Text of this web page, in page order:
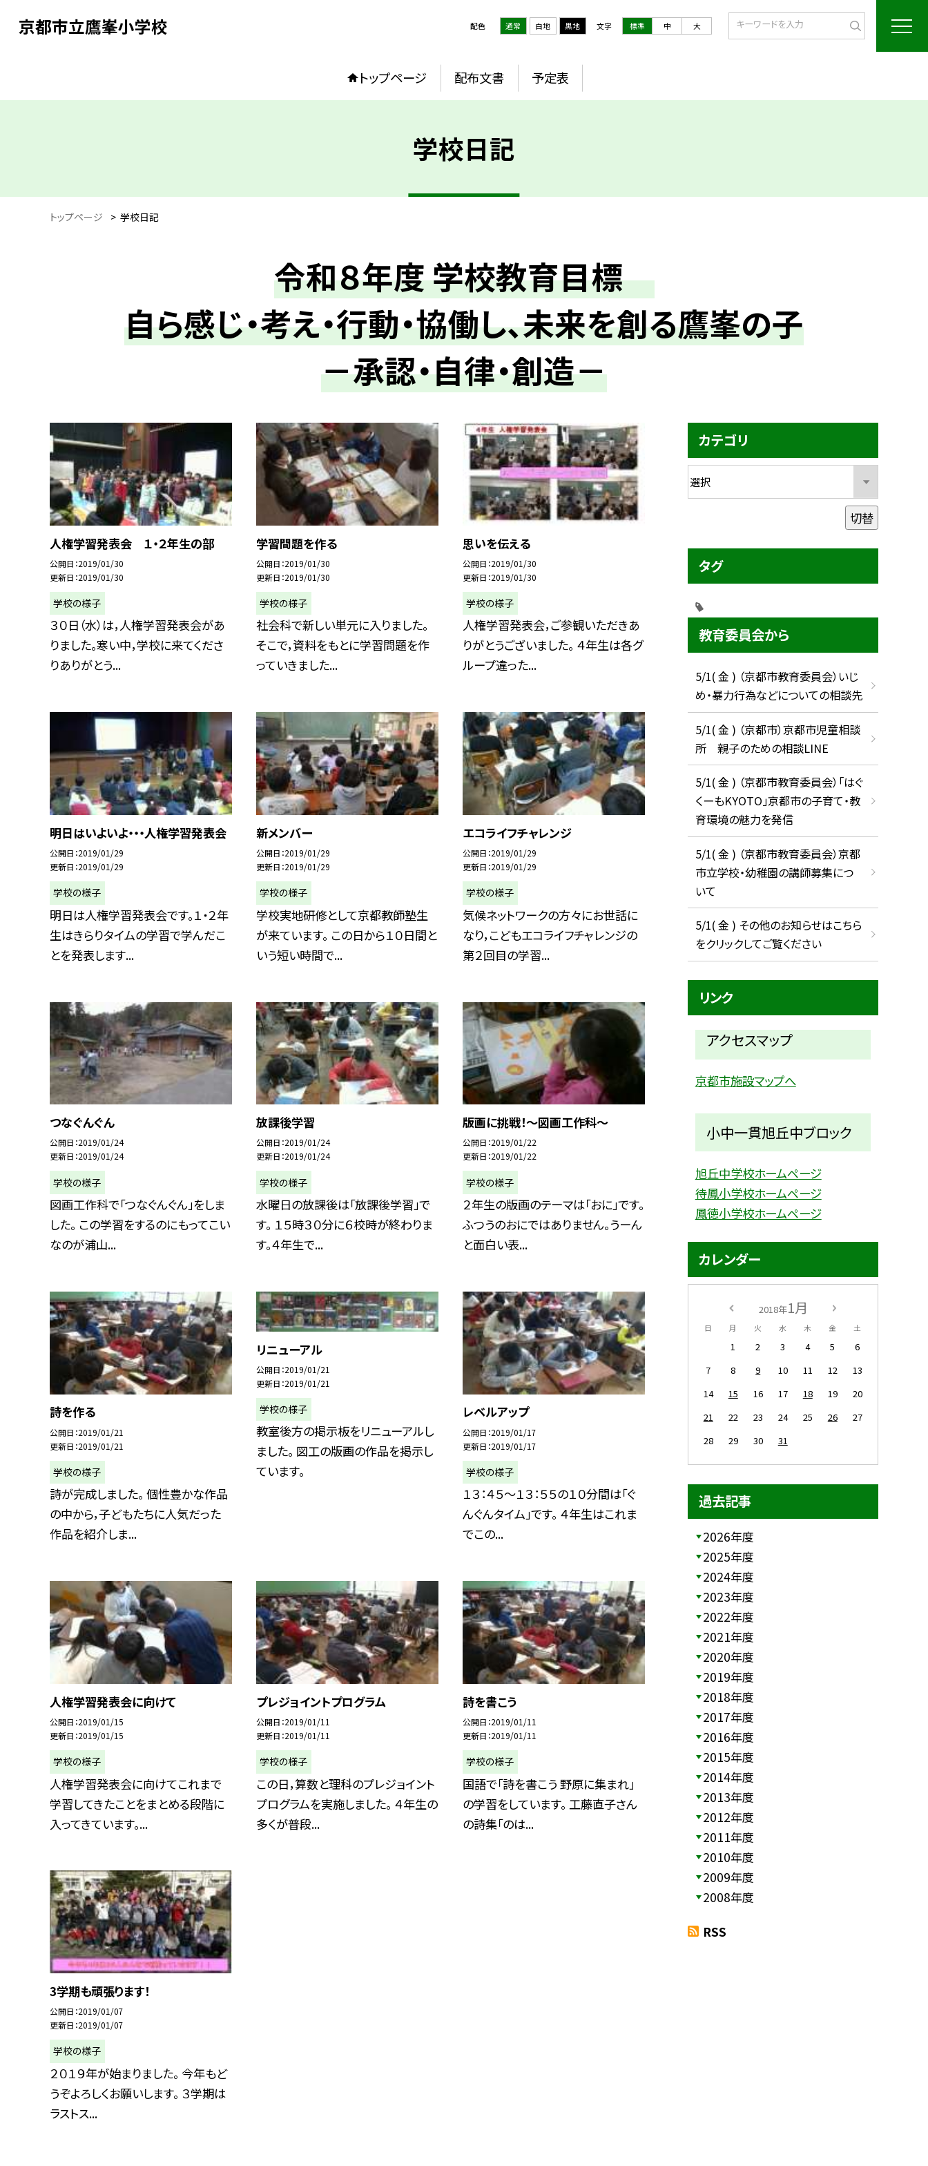
京都市立鷹峯小学校 配色 通常 白地 黒地 文字 標準 中 大
トップページ 配布文書 予定表
学校日記
トップページ > 学校日記
令和８年度 学校教育目標
自ら感じ・考え・行動・協働し、未来を創る鷹峯の子
－承認・自律・創造－
人権学習発表会 １・２年生の部
公開日 2019/01/30
更新日 2019/01/30
学校の様子
３０日（水）は，人権学習発表会があ
りました。寒い中，学校に来てくださ
りありがとう...
学習問題を作る
公開日 2019/01/30
更新日 2019/01/30
学校の様子
社会科で新しい単元に入りました。
そこで，資料をもとに学習問題を作
っていきました...
思いを伝える
公開日 2019/01/30
更新日 2019/01/30
学校の様子
人権学習発表会，ご参観いただきあ
りがとうございました。 ４年生は各グ
ループ違った...
明日はいよいよ・・・人権学習発表会
公開日 2019/01/29
更新日 2019/01/29
学校の様子
明日は人権学習発表会です。１・２年
生はきらりタイムの学習で学んだこ
とを発表します...
新メンバー
公開日 2019/01/29
更新日 2019/01/29
学校の様子
学校実地研修として京都教師塾生
が来ています。 この日から１０日間と
いう短い時間で...
エコライフチャレンジ
公開日 2019/01/29
更新日 2019/01/29
学校の様子
気候ネットワークの方々にお世話に
なり，こどもエコライフチャレンジの
第２回目の学習...
つなぐんぐん
公開日 2019/01/24
更新日 2019/01/24
学校の様子
図画工作科で「つなぐんぐん」をしま
した。 この学習をするのにもってこい
なのが浦山...
放課後学習
公開日 2019/01/24
更新日 2019/01/24
学校の様子
水曜日の放課後は「放課後学習」で
す。 １５時３０分に６校時が終わりま
す。４年生で...
版画に挑戦！〜図画工作科〜
公開日 2019/01/22
更新日 2019/01/22
学校の様子
２年生の版画のテーマは「おに」です。
ふつうのおにではありません。うーん
と面白い表...
詩を作る
公開日 2019/01/21
更新日 2019/01/21
学校の様子
詩が完成しました。 個性豊かな作品
の中から，子どもたちに人気だった
作品を紹介しま...
リニューアル
公開日 2019/01/21
更新日 2019/01/21
学校の様子
教室後方の掲示板をリニューアルし
ました。 図工の版画の作品を掲示し
ています。
レベルアップ
公開日 2019/01/17
更新日 2019/01/17
学校の様子
１３：４５〜１３：５５の１０分間は「ぐ
んぐんタイム」です。 ４年生はこれま
でこの...
人権学習発表会に向けて
公開日 2019/01/15
更新日 2019/01/15
学校の様子
人権学習発表会に向けてこれまで
学習してきたことをまとめる段階に
入ってきています。...
プレジョイントプログラム
公開日 2019/01/11
更新日 2019/01/11
学校の様子
この日，算数と理科のプレジョイント
プログラムを実施しました。 ４年生の
多くが普段...
詩を書こう
公開日 2019/01/11
更新日 2019/01/11
学校の様子
国語で「詩を書こう 野原に集まれ」
の学習をしています。 工藤直子さん
の詩集「のは...
3学期も頑張ります！
公開日 2019/01/07
更新日 2019/01/07
学校の様子
２０１９年が始まりました。 今年もど
うぞよろしくお願いします。 ３学期は
ラストス...
カテゴリ
切替
タグ
教育委員会から
5/1( 金 ) （京都市教育委員会）いじ
め・暴力行為などについての相談先
5/1( 金 ) （京都市）京都市児童相談
所 親子のための相談LINE
5/1( 金 ) （京都市教育委員会）「はぐ
くーもKYOTO」京都市の子育て・教
育環境の魅力を発信
5/1( 金 ) （京都市教育委員会）京都
市立学校・幼稚園の講師募集につ
いて
5/1( 金 ) その他のお知らせはこちら
をクリックしてご覧ください
リンク
アクセスマップ
京都市施設マップへ
小中一貫旭丘中ブロック
旭丘中学校ホームページ
待鳳小学校ホームページ
鳳徳小学校ホームページ
カレンダー
2018年1月
日 月 火 水 木 金 土
1 2 3 4 5
6
7
8 9 10 11 12
13
14
15 16 17 18 19
20
21
22 23 24 25 26
27
28
29 30 31
過去記事
2026年度
2025年度
2024年度
2023年度
2022年度
2021年度
2020年度
2019年度
2018年度
2017年度
2016年度
2015年度
2014年度
2013年度
2012年度
2011年度
2010年度
2009年度
2008年度
RSS